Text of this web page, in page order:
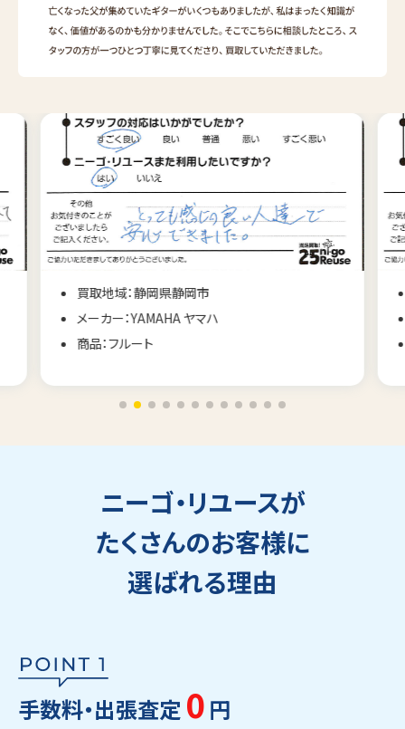
買取地域：静岡県静岡市
メーカー：SCHWEIZER STEIN シュバイツァスタイン
商品：アップライトピアノ
ニーゴ・リユースが
たくさんのお客様に
選ばれる理由
手数料・出張査定 0 円